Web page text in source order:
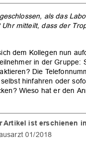
als das
mitteilt, dass der
dem Kollegen nun
in der Gruppe:
Die
hinfahren oder
Wieso hat er den
Artikel ist erschienen
01/2018